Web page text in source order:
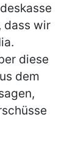
dass wir
diese
dem